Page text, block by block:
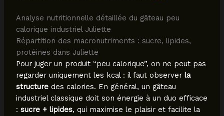
Analyse nutritionnelle détaillée du gâteau peu
calorique industriel Juliette
Répartition des macronutriments : sucre, lipides,
protéines dans Juliette
Pour juger un produit “peu calorique”, on ne peut pas
regarder uniquement les kcal : il faut observer la
structuredes calories. En général, un gâteau
industriel classique doit son énergie à un duo efficace
: sucre + lipides, qui maximise le plaisir et facilite la